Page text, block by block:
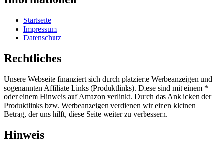
Startseite
Impressum
Datenschutz
Rechtliches
Unsere Webseite finanziert sich durch platzierte Werbeanzeigen und
sogenannten Affiliate Links (Produktlinks). Diese sind mit einem *
oder einem Hinweis auf Amazon verlinkt. Durch das Anklicken der
Produktlinks bzw. Werbeanzeigen verdienen wir einen kleinen
Betrag, der uns hilft, diese Seite weiter zu verbessern.
Hinweis